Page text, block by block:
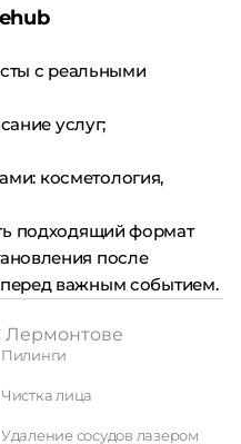
с реальными
услуг;
косметология,
подходящий формат
после
перед важным событием.
Лермонтове
Пилинги
Чистка лица
Удаление сосудов лазером